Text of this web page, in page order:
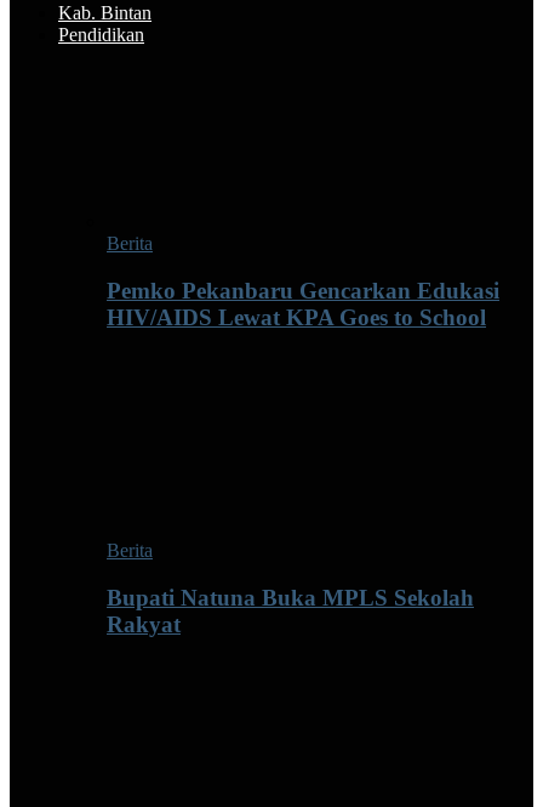
Kab. Bintan
Pendidikan
Berita
Pemko Pekanbaru Gencarkan Edukasi
HIV/AIDS Lewat KPA Goes to School
Berita
Bupati Natuna Buka MPLS Sekolah
Rakyat